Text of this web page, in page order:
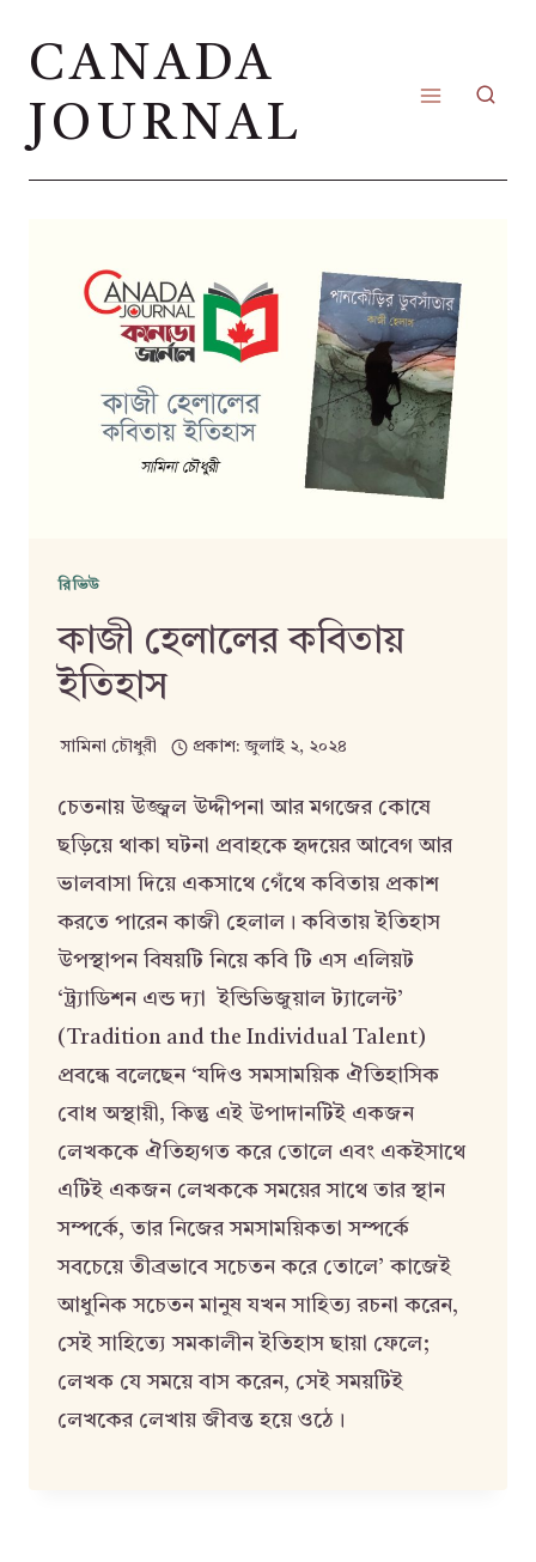
CANADA
JOURNAL
রিভিউ
কাজী হেলালের কবিতায়
ইতিহাস
সামিনা চৌধুরী প্রকাশ: জুলাই ২, ২০২৪
চেতনায় উজ্জ্বল উদ্দীপনা আর মগজের কোষে
ছড়িয়ে থাকা ঘটনা প্রবাহকে হৃদয়ের আবেগ আর
ভালবাসা দিয়ে একসাথে গেঁথে কবিতায় প্রকাশ
করতে পারেন কাজী হেলাল। কবিতায় ইতিহাস
উপস্থাপন বিষয়টি নিয়ে কবি টি এস এলিয়ট
‘ট্র্যাডিশন এন্ড দ্যা ইন্ডিভিজুয়াল ট্যালেন্ট’
(Tradition and the Individual Talent)
প্রবন্ধে বলেছেন ‘যদিও সমসাময়িক ঐতিহাসিক
বোধ অস্থায়ী, কিন্তু এই উপাদানটিই একজন
লেখককে ঐতিহ্যগত করে তোলে এবং একইসাথে
এটিই একজন লেখককে সময়ের সাথে তার স্থান
সম্পর্কে, তার নিজের সমসাময়িকতা সম্পর্কে
সবচেয়ে তীব্রভাবে সচেতন করে তোলে’ কাজেই
আধুনিক সচেতন মানুষ যখন সাহিত্য রচনা করেন,
সেই সাহিত্যে সমকালীন ইতিহাস ছায়া ফেলে;
লেখক যে সময়ে বাস করেন, সেই সময়টিই
লেখকের লেখায় জীবন্ত হয়ে ওঠে।